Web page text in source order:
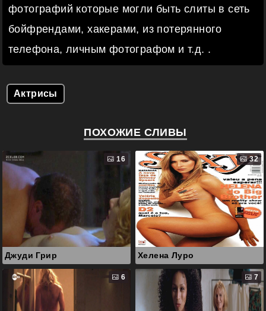
фотографий которые могли быть слиты в сеть
бойфрендами, хакерами, из потерянного
телефона, личным фотографом и т.д. .
Актрисы
ПОХОЖИЕ СЛИВЫ
16
Джуди Грир
32
Хелена Луро
6 7